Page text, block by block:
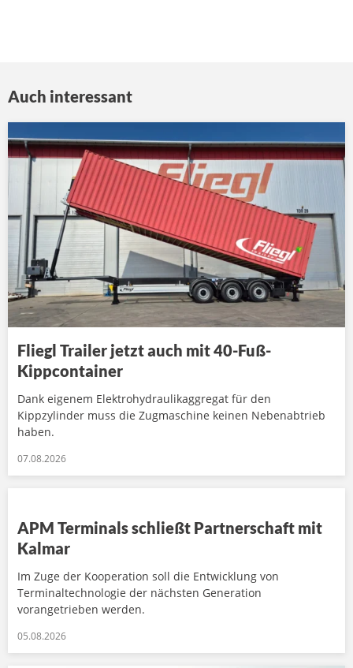
Auch interessant
Fliegl Trailer jetzt auch mit 40-Fuß-
Kippcontainer
Dank eigenem Elektrohydraulikaggregat für den
Kippzylinder muss die Zugmaschine keinen Nebenabtrieb
haben.
07.08.2026
APM Terminals schließt Partnerschaft mit
Kalmar
Im Zuge der Kooperation soll die Entwicklung von
Terminaltechnologie der nächsten Generation
vorangetrieben werden.
05.08.2026